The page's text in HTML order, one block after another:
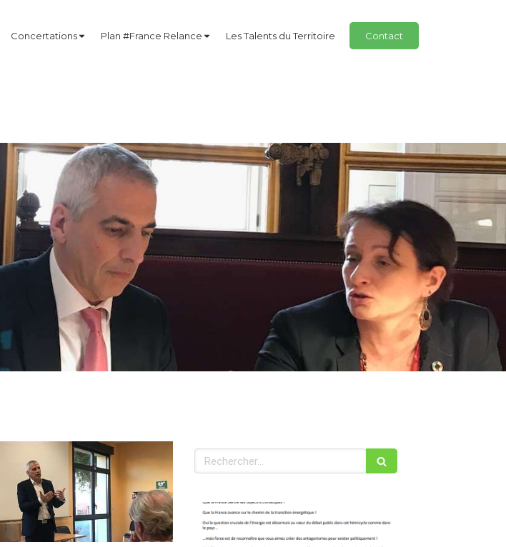
Concertations Plan #France Relance Les Talents du Territoire Contact
Rechercher